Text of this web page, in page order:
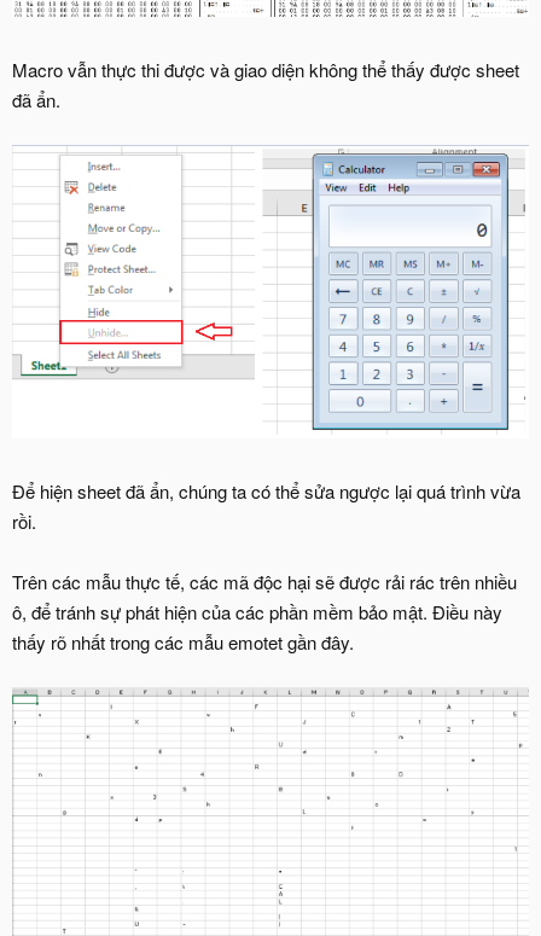
Macro vẫn thực thi được và giao diện không thể thấy được sheet
đã ẩn.
Để hiện sheet đã ẩn, chúng ta có thể sửa ngược lại quá trình vừa
rồi.
Trên các mẫu thực tế, các mã độc hại sẽ được rải rác trên nhiều
ô, để tránh sự phát hiện của các phần mềm bảo mật. Điều này
thấy rõ nhất trong các mẫu emotet gần đây.